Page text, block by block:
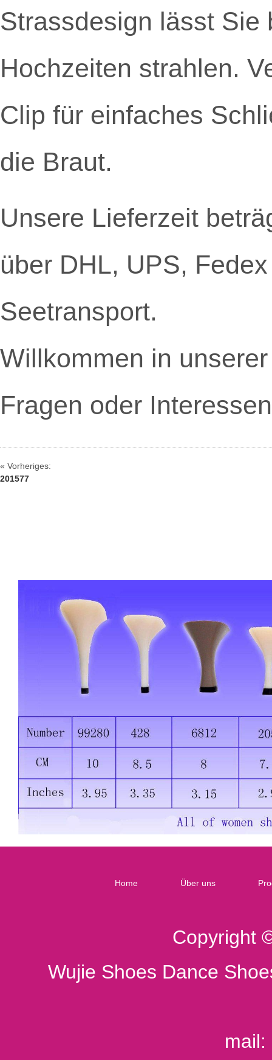
Strassdesign lässt Sie
Hochzeiten strahlen.
Clip für einfaches
die Braut.
Unsere Lieferzeit
über DHL, UPS,
Seetransport.
Willkommen in
Fragen oder
« Vorheriges:
201577
Home Über uns
Copyright
Wujie Shoes Dance